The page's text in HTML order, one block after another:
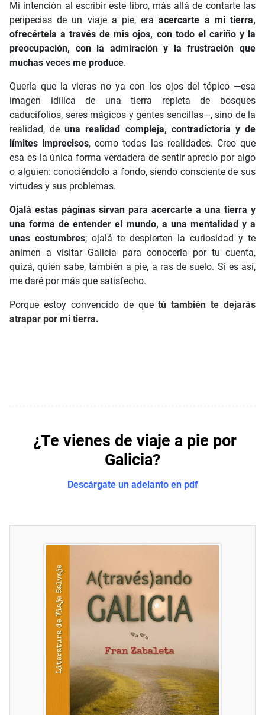
Mi intención al escribir este libro, más allá de contarte las
peripecias de un viaje a pie, eraacercarte a mi tierra,
ofrecértela a través de mis ojos, con todo el cariño y la
preocupación, con la admiración y la frustración que
muchas veces me produce.
Quería que la vieras no ya con los ojos del tópico —esa
imagen idílica de una tierra repleta de bosques
caducifolios, seres mágicos y gentes sencillas—, sino de la
realidad, deuna realidad compleja, contradictoria y de
límites imprecisos, como todas las realidades. Creo que
esa es la única forma verdadera de sentir aprecio por algo
o alguien: conociéndolo a fondo, siendo consciente de sus
virtudes y sus problemas.
Ojalá estas páginas sirvan para acercarte a una tierra y
una forma de entender el mundo, a una mentalidad y a
unas costumbres; ojalá te despierten la curiosidad y te
animen a visitar Galicia para conocerla por tu cuenta,
quizá, quién sabe, también a pie, a ras de suelo. Si es así,
me daré por más que satisfecho.
Porque estoy convencido de quetú también te dejarás
atrapar por mi tierra.
¿Te vienes de viaje a pie por
Galicia?
Descárgate un adelanto en pdf